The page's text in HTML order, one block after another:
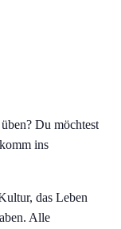
Du möchtest
ins
das Leben
Alle